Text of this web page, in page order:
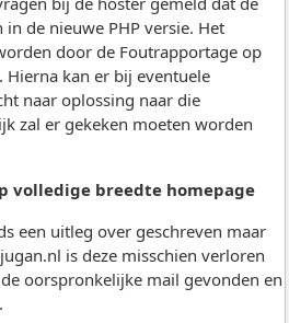
de nieuwe PHP versie. Het
door de Foutrapportage op
kan er bij eventuele
naar oplossing naar die
zal er gekeken moeten worden
volledige breedte homepage
een uitleg over geschreven maar
is deze misschien verloren
oorspronkelijke mail gevonden en